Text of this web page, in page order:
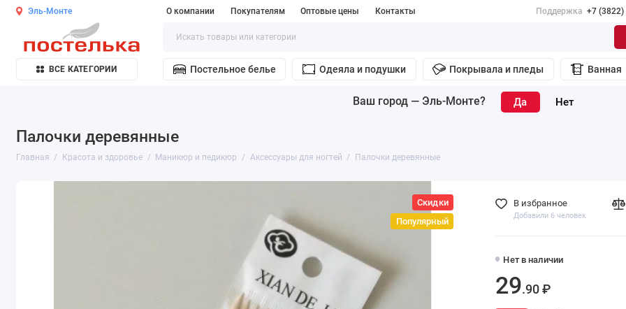
Эль-Монте О компании Покупателям Оптовые цены Контакты Поддержка +7
ВСЕ КАТЕГОРИИ Постельное белье Одеяла и подушки Покрывала и пледы Ванная
Ваш город — Эль-Монте?
Палочки деревянные
Главная Красота и здоровье Маникюр и педикюр Аксессуары для ногтей Палочки деревянные
Скидки
Популярный
Нет в наличии
29.90 ₽
В избранное
Добавили 6 человек